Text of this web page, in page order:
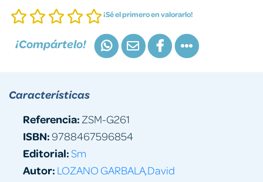
¡Sé el primero en valorarlo!
¡Compártelo!
Características
Referencia: ZSM-G261
ISBN:9788467596854
Editorial:Sm
Autor: LOZANO GARBALA,David